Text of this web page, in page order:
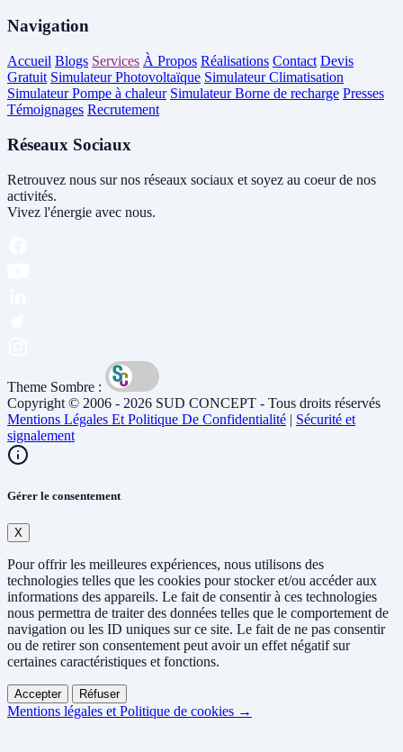
Navigation
Accueil Blogs Services À Propos Réalisations Contact Devis
Gratuit Simulateur Photovoltaïque Simulateur Climatisation
Simulateur Pompe à chaleur Simulateur Borne de recharge Presses
Témoignages Recrutement
Réseaux Sociaux
Retrouvez nous sur nos réseaux sociaux et soyez au coeur de nos
activités.
Vivez l'énergie avec nous.
Theme Sombre :
Copyright © 2006 - 2026 SUD CONCEPT - Tous droits réservés
Mentions Légales Et Politique De Confidentialité | Sécurité et
signalement
Gérer le consentement
X
Pour offrir les meilleures expériences, nous utilisons des
technologies telles que les cookies pour stocker et/ou accéder aux
informations des appareils. Le fait de consentir à ces technologies
nous permettra de traiter des données telles que le comportement de
navigation ou les ID uniques sur ce site. Le fait de ne pas consentir
ou de retirer son consentement peut avoir un effet négatif sur
certaines caractéristiques et fonctions.
Accepter Réfuser
Mentions légales et Politique de cookies →